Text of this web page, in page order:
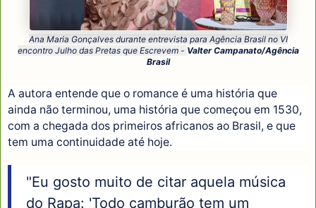
Ana Maria Gonçalves durante entrevista para Agência Brasil no VI
encontro Julho das Pretas que Escrevem - Valter Campanato/Agência
Brasil
A autora entende que o romance é uma história que
ainda não terminou, uma história que começou em 1530,
com a chegada dos primeiros africanos ao Brasil, e que
tem uma continuidade até hoje.
"Eu gosto muito de citar aquela música
do Rapa: 'Todo camburão tem um